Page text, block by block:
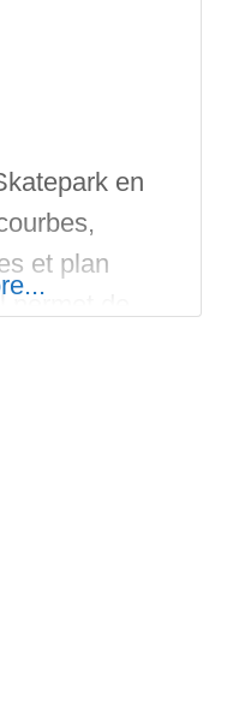
en
et plan
de
Lycée,
est en accès
Roller,